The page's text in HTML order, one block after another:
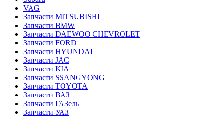
VAG
Запчасти MITSUBISHI
Запчасти BMW
Запчасти DAEWOO CHEVROLET
Запчасти FORD
Запчасти HYUNDAI
Запчасти JAC
Запчасти KIA
Запчасти SSANGYONG
Запчасти TOYOTA
Запчасти ВАЗ
Запчасти ГАЗель
Запчасти УАЗ